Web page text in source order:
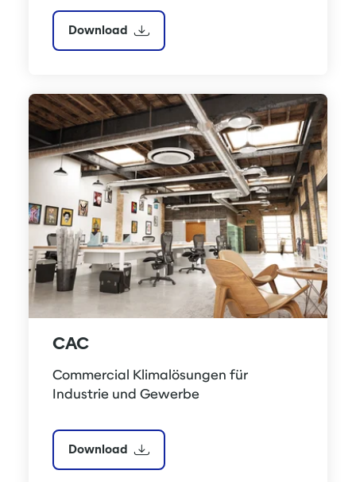
Download
CAC
Commercial Klimalösungen für
Industrie und Gewerbe
Download